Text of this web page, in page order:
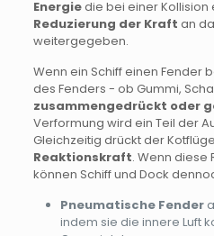
Energiedie bei einer Kollision
Reduzierung der Kraft an
weitergegeben.
Wenn ein Schiff einen Fender
des Fenders - ob Gummi,
zusammengedrückt oder
Verformung wird ein Teil der
Gleichzeitig drückt der
Reaktionskraft. Wenn diese
können Schiff und Dock
Pneumatische Fender
indem sie die innere Luft